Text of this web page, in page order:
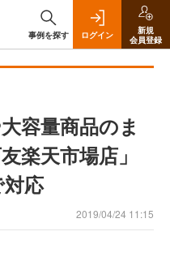
事例を探す ログイン
新規
会員登録
容量商品のま
楽天市場店」
応
2019/04/24 11:15